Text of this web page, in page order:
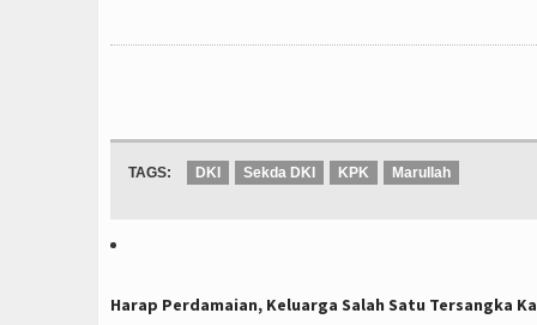
TAGS: DKI Sekda DKI KPK Marullah
Harap Perdamaian, Keluarga Salah Satu Tersangka